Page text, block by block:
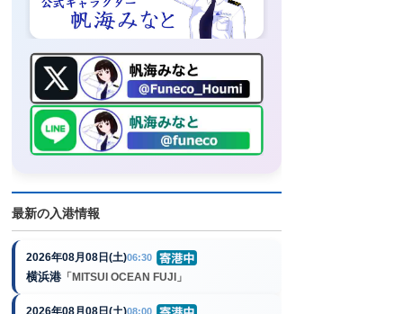
最新の入港情報
2026年08月08日(土)06:30
横浜港 「MITSUI OCEAN FUJI」
2026年08月08日(土)08:00